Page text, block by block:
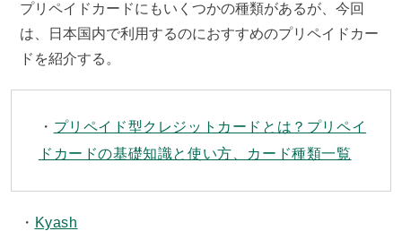
プリペイドカードにもいくつかの種類があるが、今回
は、日本国内で利用するのにおすすめのプリペイドカー
ドを紹介する。
プリペイド型クレジットカードとは？プリペイ
ドカードの基礎知識と使い方、カード種類一覧
Kyash